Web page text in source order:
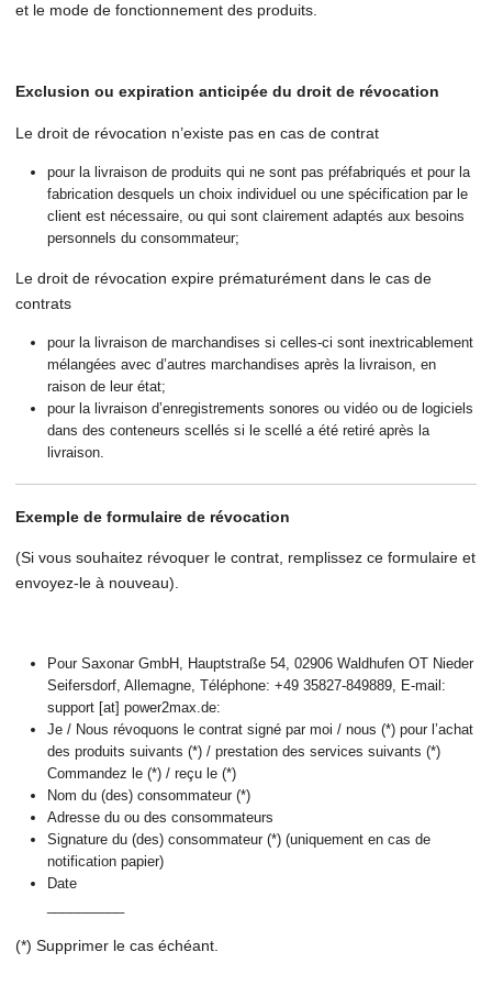
et le mode de fonctionnement des produits.
Exclusion ou expiration anticipée du droit de révocation
Le droit de révocation n’existe pas en cas de contrat
pour la livraison de produits qui ne sont pas préfabriqués et pour la
fabrication desquels un choix individuel ou une spécification par le
client est nécessaire, ou qui sont clairement adaptés aux besoins
personnels du consommateur;
Le droit de révocation expire prématurément dans le cas de
contrats
pour la livraison de marchandises si celles-ci sont inextricablement
mélangées avec d’autres marchandises après la livraison, en
raison de leur état;
pour la livraison d’enregistrements sonores ou vidéo ou de logiciels
dans des conteneurs scellés si le scellé a été retiré après la
livraison.
Exemple de formulaire de révocation
(Si vous souhaitez révoquer le contrat, remplissez ce formulaire et
envoyez-le à nouveau).
Pour Saxonar GmbH, Hauptstraße 54, 02906 Waldhufen OT Nieder
Seifersdorf, Allemagne, Téléphone: +49 35827-849889, E-mail:
support [at] power2max.de:
Je / Nous révoquons le contrat signé par moi / nous (*) pour l’achat
des produits suivants (*) / prestation des services suivants (*)
Commandez le (*) / reçu le (*)
Nom du (des) consommateur (*)
Adresse du ou des consommateurs
Signature du (des) consommateur (*) (uniquement en cas de
notification papier)
Date
(*) Supprimer le cas échéant.